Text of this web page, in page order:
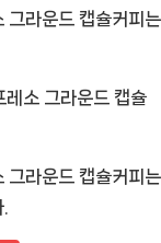
그라운드 캡슐커피는
레소 그라운드 캡슐
그라운드 캡슐커피는